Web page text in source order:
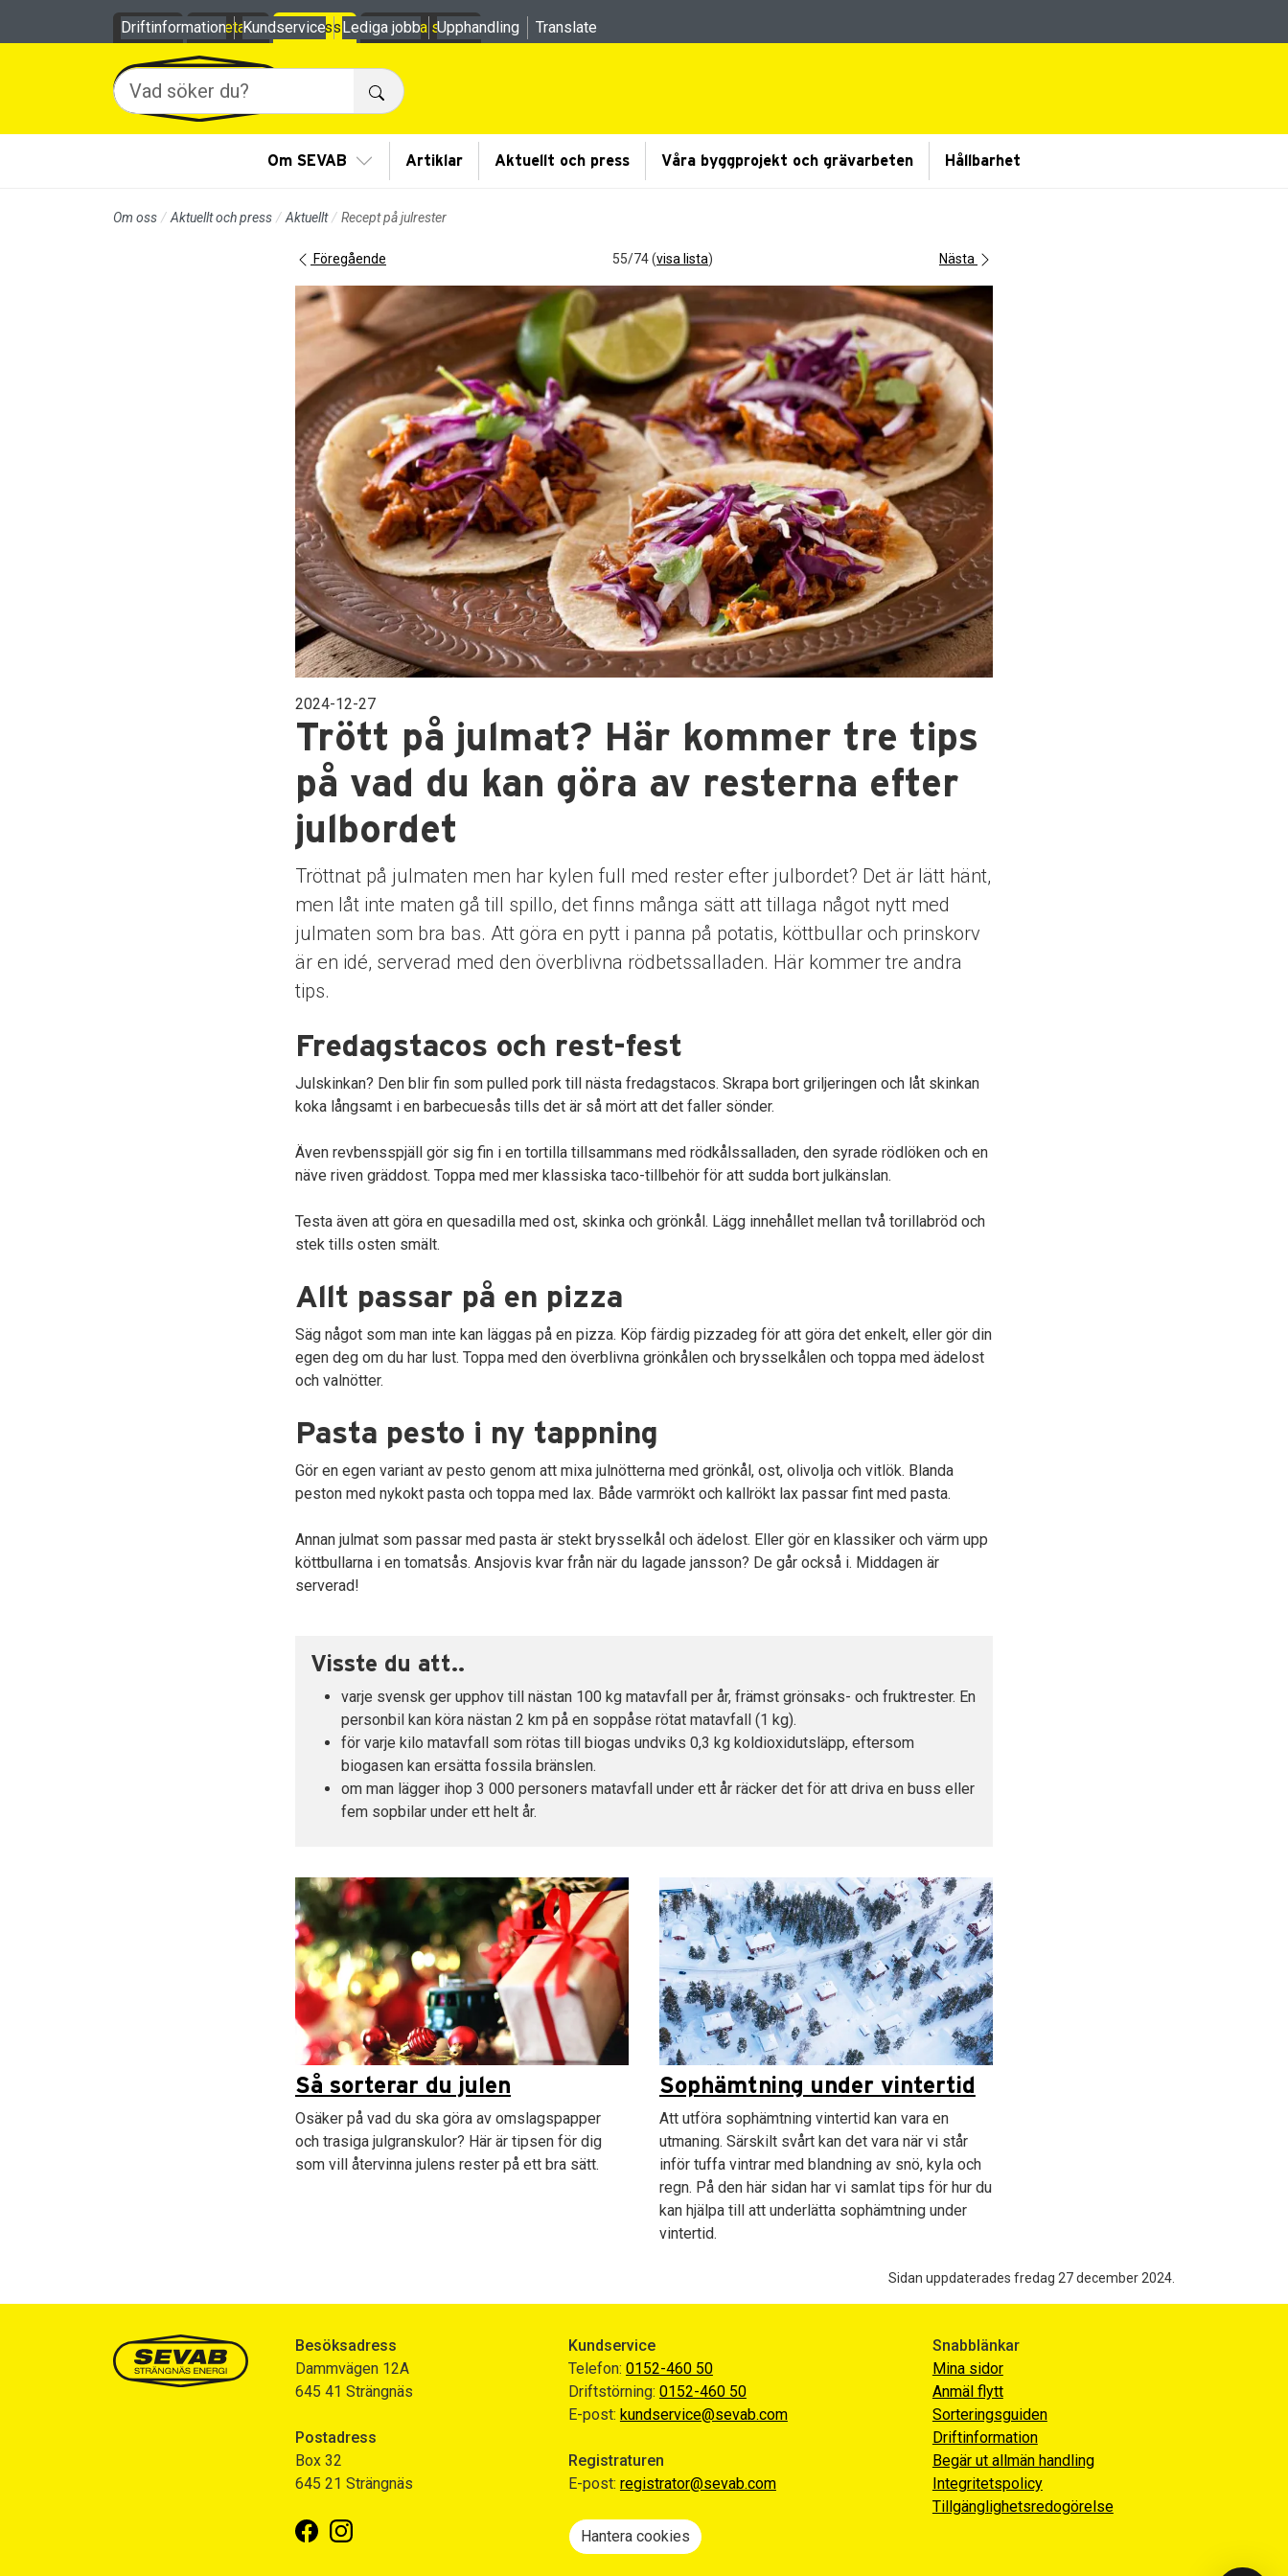
Till sidans huvudinnehåll
Privat
Företag Om oss Mina sidor
Sök
Om SEVAB Visa/Göm undermeny
Artiklar Aktuellt och press Våra byggprojekt och grävarbeten Hållbarhet
Driftinformation Kundservice Lediga jobb Upphandling Translate
Om oss Aktuellt och press Aktuellt Recept på julrester
Föregående 55/74 (visa lista) Nästa
2024-12-27
Trött på julmat? Här kommer tre tips
på vad du kan göra av resterna efter
julbordet
Tröttnat på julmaten men har kylen full med rester efter julbordet? Det är lätt hänt,
men låt inte maten gå till spillo, det finns många sätt att tillaga något nytt med
julmaten som bra bas. Att göra en pytt i panna på potatis, köttbullar och prinskorv
är en idé, serverad med den överblivna rödbetssalladen. Här kommer tre andra
tips.
Fredagstacos och rest-fest
Julskinkan? Den blir fin som pulled pork till nästa fredagstacos. Skrapa bort griljeringen och låt skinkan
koka långsamt i en barbecuesås tills det är så mört att det faller sönder.
Även revbensspjäll gör sig fin i en tortilla tillsammans med rödkålssalladen, den syrade rödlöken och en
näve riven gräddost. Toppa med mer klassiska taco-tillbehör för att sudda bort julkänslan.
Testa även att göra en quesadilla med ost, skinka och grönkål. Lägg innehållet mellan två torillabröd och
stek tills osten smält.
Allt passar på en pizza
Säg något som man inte kan läggas på en pizza. Köp färdig pizzadeg för att göra det enkelt, eller gör din
egen deg om du har lust. Toppa med den överblivna grönkålen och brysselkålen och toppa med ädelost
och valnötter.
Pasta pesto i ny tappning
Gör en egen variant av pesto genom att mixa julnötterna med grönkål, ost, olivolja och vitlök. Blanda
peston med nykokt pasta och toppa med lax. Både varmrökt och kallrökt lax passar fint med pasta.
Annan julmat som passar med pasta är stekt brysselkål och ädelost. Eller gör en klassiker och värm upp
köttbullarna i en tomatsås. Ansjovis kvar från när du lagade jansson? De går också i. Middagen är
serverad!
Visste du att..
varje svensk ger upphov till nästan 100 kg matavfall per år, främst grönsaks- och fruktrester. En
personbil kan köra nästan 2 km på en soppåse rötat matavfall (1 kg).
för varje kilo matavfall som rötas till biogas undviks 0,3 kg koldioxidutsläpp, eftersom
biogasen kan ersätta fossila bränslen.
om man lägger ihop 3 000 personers matavfall under ett år räcker det för att driva en buss eller
fem sopbilar under ett helt år.
Så sorterar du julen
Osäker på vad du ska göra av omslagspapper
och trasiga julgranskulor? Här är tipsen för dig
som vill återvinna julens rester på ett bra sätt.
Sophämtning under vintertid
Att utföra sophämtning vintertid kan vara en
utmaning. Särskilt svårt kan det vara när vi står
inför tuffa vintrar med blandning av snö, kyla och
regn. På den här sidan har vi samlat tips för hur du
kan hjälpa till att underlätta sophämtning under
vintertid.
Sidan uppdaterades fredag 27 december 2024.
Besöksadress
Dammvägen 12A
645 41 Strängnäs
Postadress
Box 32
645 21 Strängnäs
FacebookInstagram
Kundservice
Telefon: 0152-460 50
Driftstörning: 0152-460 50
E-post: kundservice@sevab.com
Registraturen
E-post: registrator@sevab.com
Hantera cookies
Snabblänkar
Mina sidor
Anmäl flytt
Sorteringsguiden
Driftinformation
Begär ut allmän handling
Integritetspolicy
Tillgänglighetsredogörelse